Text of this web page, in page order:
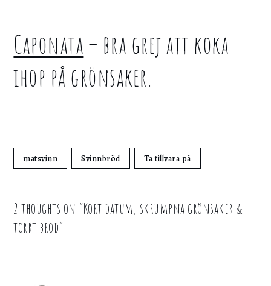
Caponata– bra grej att koka
ihop på grönsaker.
matsvinn Svinnbröd Ta tillvara på
2 thoughts on “Kort datum, skrumpna grönsaker &
torrt bröd”